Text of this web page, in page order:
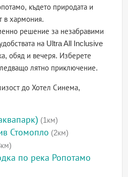
където природата и
в хармония.
решение за незабравими
на Ultra All Inclusive
обяд и вечеря. Изберете
лятно приключение.
до Хотел Синема,
(1км)
Стомопло (2км)
по река Ропотамо